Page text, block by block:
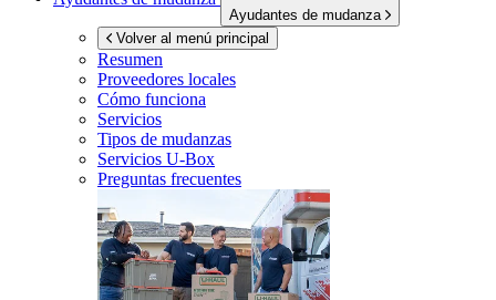
Ayudantes de mudanza
Volver al menú principal
Resumen
Proveedores locales
Cómo funciona
Servicios
Tipos de mudanzas
Servicios U-Box
Preguntas frecuentes